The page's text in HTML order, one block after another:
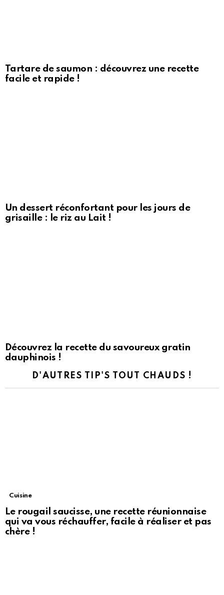
Tartare de saumon : découvrez une recette
facile et rapide !
Un dessert réconfortant pour les jours de
grisaille : le riz au Lait !
Découvrez la recette du savoureux gratin
dauphinois !
D'AUTRES TIP'S TOUT CHAUDS !
Cuisine
Le rougail saucisse, une recette réunionnaise
qui va vous réchauffer, facile à réaliser et pas
chère !